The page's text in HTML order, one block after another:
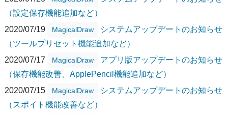
（設定保存機能追加など）
2020/07/19
MagicalDraw
システムアップデートのお知らせ
（ツールプリセット機能追加など）
2020/07/17
MagicalDraw
アプリ版アップデートのお知らせ
（保存機能改善、ApplePencil機能追加など）
2020/07/15
MagicalDraw
システムアップデートのお知らせ
（スポイト機能改善など）